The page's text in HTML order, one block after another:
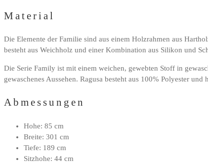
Material
Die Elemente der Familie sind aus einem Holzrahmen aus
besteht aus Weichholz und einer Kombination aus Silikon und
Die Serie Family ist mit einem weichen, gewebten Stoff in
gewaschenes Aussehen. Ragusa besteht aus 100% Polyester
Abmessungen
Hohe: 85 cm
Breite: 301 cm
Tiefe: 189 cm
Sitzhohe: 44 cm